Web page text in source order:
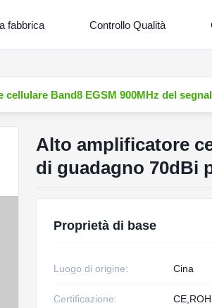
fabbrica Controllo Qualità
Band8 EGSM 900MHz del
Alto amplificatore
di guadagno 70dBi
Proprietà di base
Luogo di origine: Cina
Certificazione: